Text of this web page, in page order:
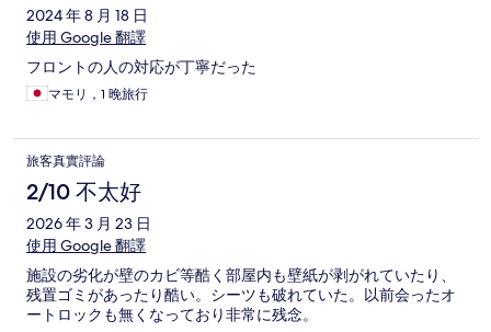
2024 年 8 月 18 日
使用 Google 翻譯
フロントの人の対応が丁寧だった
マモリ，1 晚旅行
旅客真實評論
2/10 不太好
2026 年 3 月 23 日
使用 Google 翻譯
施設の劣化が壁のカビ等酷く部屋内も壁紙が剥がれていたり、
残置ゴミがあったり酷い。シーツも破れていた。以前会ったオ
ートロックも無くなっており非常に残念。